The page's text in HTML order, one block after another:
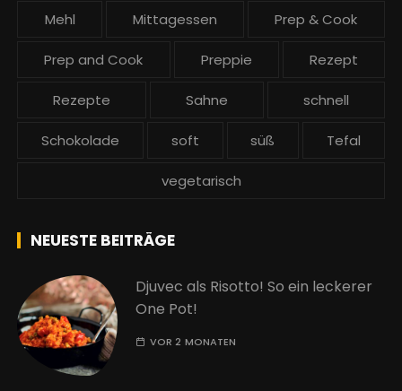
Mehl Mittagessen Prep & Cook
Prep and Cook Preppie Rezept
Rezepte Sahne schnell
Schokolade soft süß Tefal
vegetarisch
NEUESTE BEITRÄGE
Djuvec als Risotto! So ein leckerer
One Pot!
VOR 2 MONATEN